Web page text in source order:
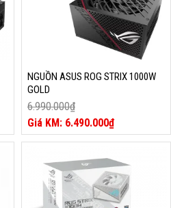
NGUỒN ASUS ROG STRIX 1000W
GOLD
6.990.000₫
Giá
gốc
là:
6.990.000₫.
6.490.000₫
Giá
hiện
6.490.000₫.